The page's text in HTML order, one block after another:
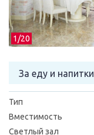
1/20
За еду и напитки
Тип
Вместимость
Светлый зал